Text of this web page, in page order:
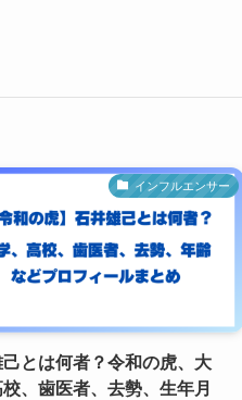
インフルエンサー
とは何者？令和の虎、大
、歯医者、去勢、生年月